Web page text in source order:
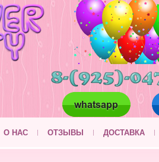
О НАС ОТЗЫВЫ ДОСТАВКА